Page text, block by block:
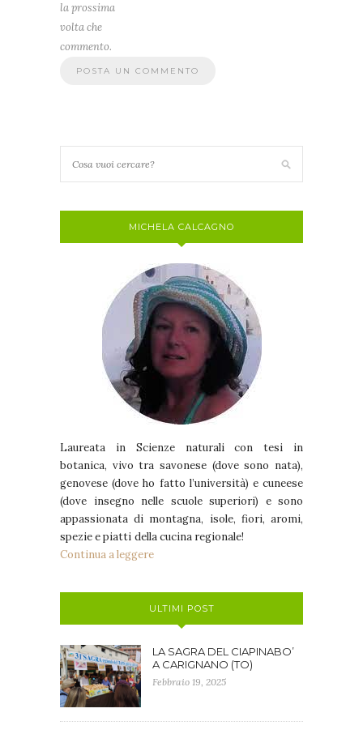
la prossima
volta che
commento.
MICHELA CALCAGNO
Laureata in Scienze naturali con tesi in
botanica, vivo tra savonese (dove sono nata),
genovese (dove ho fatto l’università) e cuneese
(dove insegno nelle scuole superiori) e sono
appassionata di montagna, isole, fiori, aromi,
spezie e piatti della cucina regionale!
Continua a leggere
ULTIMI POST
LA SAGRA DEL CIAPINABO’
A CARIGNANO (TO)
Febbraio 19, 2025